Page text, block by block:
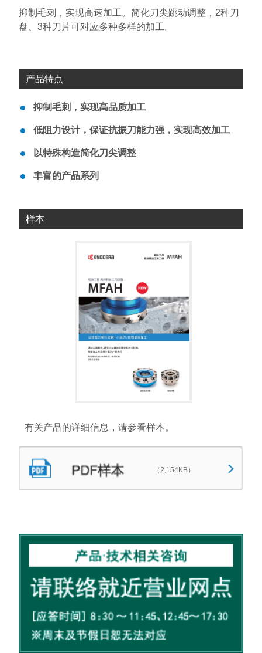
抑制毛刺，实现高速加工。简化刀尖跳动调整，2种刀
盘、3种刀片可对应多种多样的加工。
产品特点
抑制毛刺，实现高品质加工
低阻力设计，保证抗振刀能力强，实现高效加工
以特殊构造简化刀尖调整
丰富的产品系列
样本
有关产品的详细信息，请参看样本。
（2,154KB）